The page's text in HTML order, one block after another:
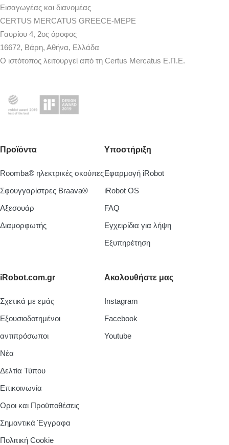
Εισαγωγέας και διανομέας
CERTUS MERCATUS GREECE-MEPE
Γαυρίου 4, 2ος όροφος
16672, Βάρη, Αθήνα, Ελλάδα
Ο ιστότοπος λειτουργεί από τη Certus Mercatus Ε.Π.Ε.
Προϊόντα
Roomba® ηλεκτρικές σκούπες
Σφουγγαρίστρες Braava®
Aξεσουάρ
Διαμορφωτής
Υποστήριξη
Εφαρμογή iRobot
iRobot OS
FAQ
Εγχειρίδια για λήψη
Εξυπηρέτηση
iRobot.com.gr
Σχετικά με εμάς
Εξουσιοδοτημένοι
αντιπρόσωποι
Νέα
Δελτία Τύπου
Επικοινωνία
Οροι και Προϋποθέσεις
Σημαντικά Έγγραφα
Πολιτική Cookie
Ακολουθήστε μας
Instagram
Facebook
Youtube